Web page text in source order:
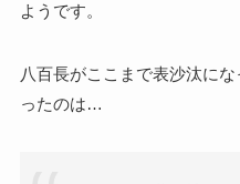
ようです。
八百長がここまで表沙汰に
ったのは…